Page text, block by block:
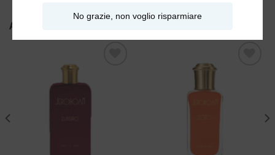
ALTRI PRODOTTI DI JEROBOAM
alla lista
No grazie, non voglio risparmiare